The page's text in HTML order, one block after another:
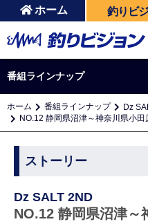
ホーム 釣りビ
番組ラインナップ
ホーム 番組ラインナップ
Dz
NO.12 静岡県沼津～神奈川県小
ストーリー
Dz SALT 2ND
NO.12 静岡県沼津～